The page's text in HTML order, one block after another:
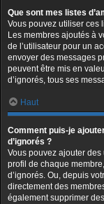
Que sont mes listes
Vous pouvez utiliser ces
Les membres ajoutés à
de l’utilisateur pour un
envoyer des messages
peuvent être mis en
d’ignorés, tous ses
Haut
Comment puis-je
d’ignorés ?
Vous pouvez ajouter
profil de chaque
d’ignorés. Ou, depuis
directement des
également supprimer